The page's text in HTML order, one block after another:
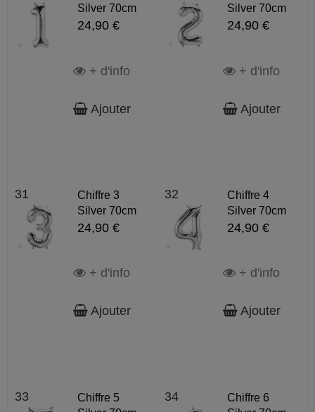
Silver 70cm
24,90 €
+ d'info
Ajouter
Silver 70cm
24,90 €
+ d'info
Ajouter
31
Chiffre 3
Silver 70cm
24,90 €
+ d'info
Ajouter
32
Chiffre 4
Silver 70cm
24,90 €
+ d'info
Ajouter
33
Chiffre 5
34
Chiffre 6